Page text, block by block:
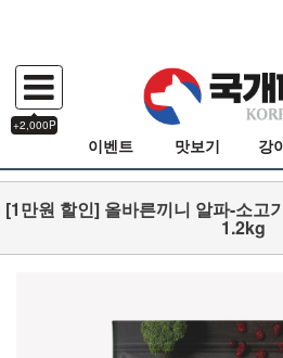
+2,000P
이벤트 맛보기 강
[1만원 할인] 올바른끼니 알파-소고
1.2kg